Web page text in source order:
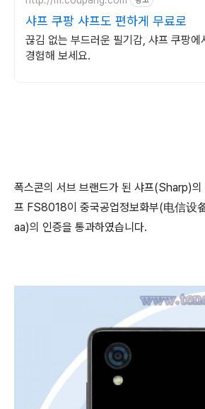
샤프 쿠팡 샤프도 편하게 무료로
끊김 없는 부드러운 필기감, 샤프 쿠팡에
경험해 보세요.
폭스콘의 서브 브랜드가 된 샤프(Sharp)의
프 FS8018이 중국공업정보화부(电信
aa)의 인증을 통과하였습니다.